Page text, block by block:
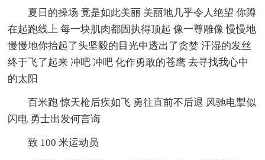
夏日的操场 竟是如此美丽 美丽地几乎令人绝望 你蹲
在起跑线上 每一块肌肉都固执得顶起 像一尊雕像 慢慢地
慢慢地你抬起了头坚毅的目光中透出了贪婪 汗湿的发丝
终于飞了起来 冲吧 冲吧 化作勇敢的苍鹰 去寻找我心中
的太阳
百米跑 惊天枪后疾如飞 勇往直前不后退 风驰电掣似
闪电 勇士出发何言诲
致 100 米运动员